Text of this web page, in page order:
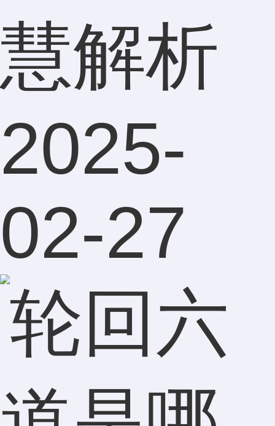
慧解析
2025-
02-27